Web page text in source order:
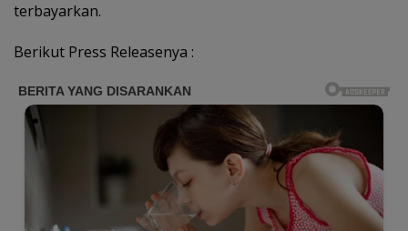
terbayarkan.
Berikut Press Releasenya :